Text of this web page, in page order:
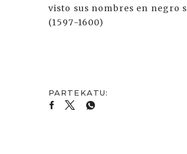
visto sus nombres en negro
(1597-1600)